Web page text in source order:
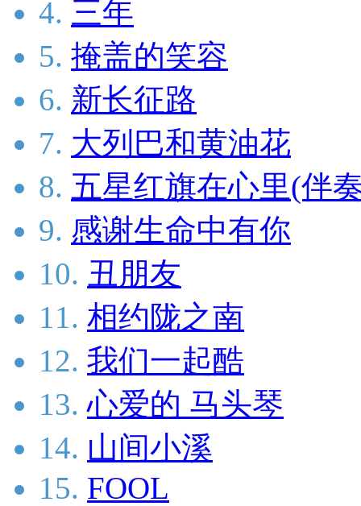
4. 三年
5. 掩盖的笑容
6. 新长征路
7. 大列巴和黄油花
8. 五星红旗在心里(伴
9. 感谢生命中有你
10. 丑朋友
11. 相约陇之南
12. 我们一起酷
13. 心爱的 马头琴
14. 山间小溪
15. FOOL